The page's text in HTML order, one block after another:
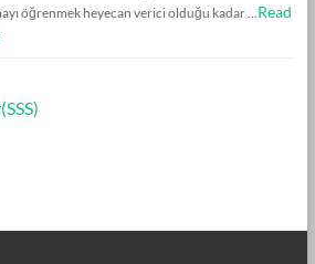
öğrenmek heyecan verici olduğu kadar … Read